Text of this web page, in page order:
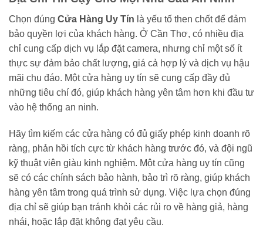
Chọn đúng Cửa Hàng Uy Tín là yếu tố then chốt để đảm
bảo quyền lợi của khách hàng. Ở Cần Thơ, có nhiều địa
chỉ cung cấp dịch vụ lắp đặt camera, nhưng chỉ một số ít
thực sự đảm bảo chất lượng, giá cả hợp lý và dịch vụ hậu
mãi chu đáo. Một cửa hàng uy tín sẽ cung cấp đầy đủ
những tiêu chí đó, giúp khách hàng yên tâm hơn khi đầu tư
vào hệ thống an ninh.
Hãy tìm kiếm các cửa hàng có đủ giấy phép kinh doanh rõ
ràng, phản hồi tích cực từ khách hàng trước đó, và đội ngũ
kỹ thuật viên giàu kinh nghiệm. Một cửa hàng uy tín cũng
sẽ có các chính sách bảo hành, bảo trì rõ ràng, giúp khách
hàng yên tâm trong quá trình sử dụng. Việc lựa chọn đúng
địa chỉ sẽ giúp bạn tránh khỏi các rủi ro về hàng giả, hàng
nhái, hoặc lắp đặt không đạt yêu cầu.